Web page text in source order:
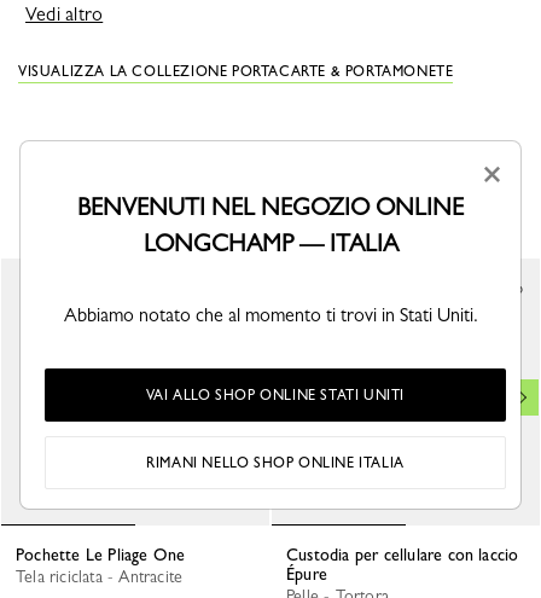
Vedi altro
VISUALIZZA LA COLLEZIONE PORTACARTE & PORTAMONETE
POTREBBE ANCHE PIACERTI
Pochette Le Pliage One
Tela riciclata - Antracite
Custodia per cellulare con laccio
Épure
×
BENVENUTI NEL NEGOZIO ONLINE
LONGCHAMP — ITALIA
Abbiamo notato che al momento ti trovi in Stati Uniti.
VAI ALLO SHOP ONLINE STATI UNITI
RIMANI NELLO SHOP ONLINE ITALIA